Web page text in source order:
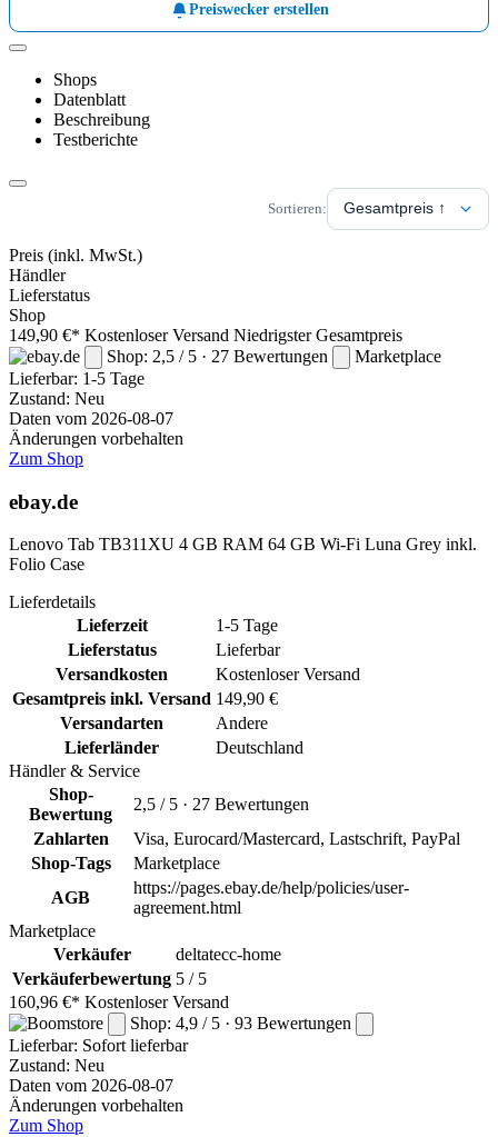
Preiswecker erstellen
Shops
Datenblatt
Beschreibung
Testberichte
Sortieren:
Preis (inkl. MwSt.)
Händler
Lieferstatus
Shop
149,90 €* Kostenloser Versand Niedrigster Gesamtpreis
Shop: 2,5 / 5 · 27 Bewertungen
Marketplace
Lieferbar: 1-5 Tage
Zustand: Neu
Daten vom 2026-08-07
Änderungen vorbehalten
Zum Shop
ebay.de
Lenovo Tab TB311XU 4 GB RAM 64 GB Wi-Fi Luna Grey inkl.
Folio Case
Lieferdetails
Lieferzeit
1-5 Tage
Lieferstatus
Lieferbar
Versandkosten
Kostenloser Versand
Gesamtpreis inkl. Versand 149,90 €
Versandarten
Andere
Lieferländer
Deutschland
Händler & Service
Shop-
Bewertung
2,5 / 5 · 27 Bewertungen
Zahlarten
Visa, Eurocard/Mastercard, Lastschrift, PayPal
Shop-Tags
Marketplace
AGB
https://pages.ebay.de/help/policies/user-
agreement.html
Marketplace
Verkäufer
deltatecc-home
Verkäuferbewertung 5 / 5
160,96 €* Kostenloser Versand
Shop: 4,9 / 5 · 93 Bewertungen
Lieferbar: Sofort lieferbar
Zustand: Neu
Daten vom 2026-08-07
Änderungen vorbehalten
Zum Shop